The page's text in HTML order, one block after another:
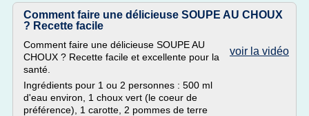
Comment faire une délicieuse SOUPE AU CHOUX
? Recette facile
voir la vidéo
Comment faire une délicieuse SOUPE AU
CHOUX ? Recette facile et excellente pour la
santé.
Ingrédients pour 1 ou 2 personnes : 500 ml
d'eau environ, 1 choux vert (le coeur de
préférence), 1 carotte, 2 pommes de terre